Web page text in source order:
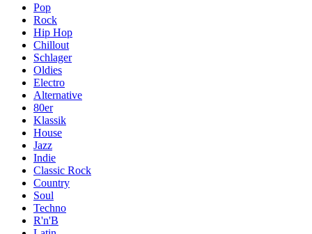
Pop
Rock
Hip Hop
Chillout
Schlager
Oldies
Electro
Alternative
80er
Klassik
House
Jazz
Indie
Classic Rock
Country
Soul
Techno
R'n'B